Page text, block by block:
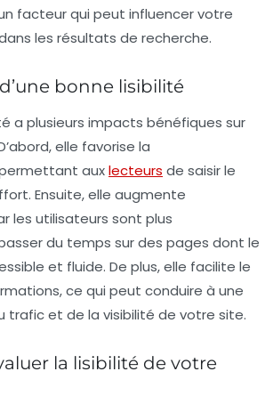
facteur qui peut influencer votre
les résultats de recherche.
bonne lisibilité
a plusieurs impacts bénéfiques sur
elle favorise la
auxlecteurs de saisir le
Ensuite, elle augmente
les utilisateurs sont plus
du temps sur des pages dont le
et fluide. De plus, elle facilite le
ce qui peut conduire à une
trafic et de la visibilité de votre site.
la lisibilité de votre